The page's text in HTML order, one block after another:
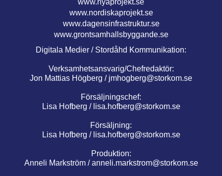
www.nyaprojekt.se
www.nordiskaprojekt.se
www.dagensinfrastruktur.se
www.grontsamhallsbyggande.se
Digitala Medier / Stordåhd Kommunikation:
Verksamhetsansvarig/Chefredaktör:
Jon Mattias Högberg / jmhogberg@storkom.se
Försäljningschef:
Lisa Hofberg / lisa.hofberg@storkom.se
Försäljning:
Lisa Hofberg / lisa.hofberg@storkom.se
Produktion:
Anneli Markström /anneli.markstrom@storkom.se